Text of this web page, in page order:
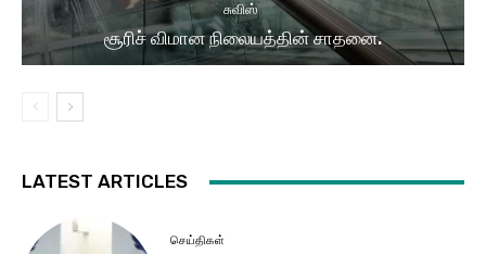
சுவிஸ்
சூரிச் விமான நிலையத்தின் சாதனை.
LATEST ARTICLES
செய்திகள்